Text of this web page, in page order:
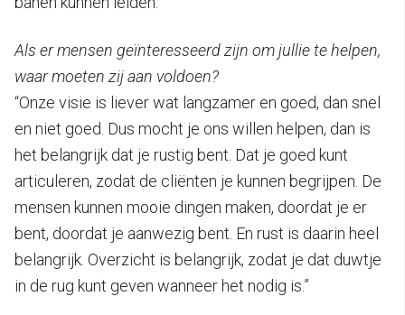
Als er mensen geïnteresseerd zijn om jullie te helpen,
waar moeten zij aan voldoen?
“Onze visie is liever wat langzamer en goed, dan snel
en niet goed. Dus mocht je ons willen helpen, dan is
het belangrijk dat je rustig bent. Dat je goed kunt
articuleren, zodat de cliënten je kunnen begrijpen. De
mensen kunnen mooie dingen maken, doordat je er
bent, doordat je aanwezig bent. En rust is daarin heel
belangrijk. Overzicht is belangrijk, zodat je dat duwtje
in de rug kunt geven wanneer het nodig is.”